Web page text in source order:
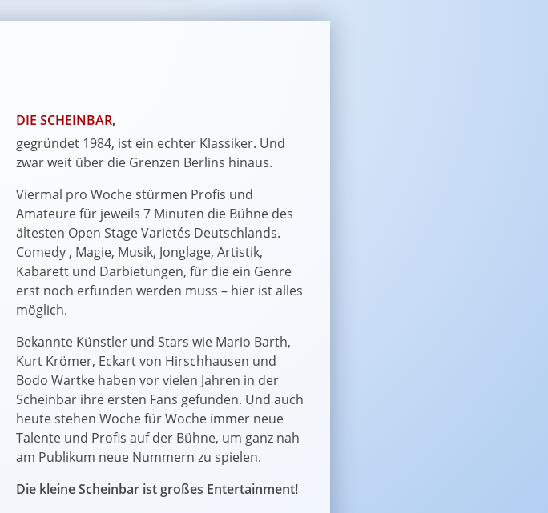
DIE SCHEINBAR,
gegründet 1984, ist ein echter Klassiker. Und
zwar weit über die Grenzen Berlins hinaus.
Viermal pro Woche stürmen Profis und
Amateure für jeweils 7 Minuten die Bühne des
ältesten Open Stage Varietés Deutschlands.
Comedy , Magie, Musik, Jonglage, Artistik,
Kabarett und Darbietungen, für die ein Genre
erst noch erfunden werden muss – hier ist alles
möglich.
Bekannte Künstler und Stars wie Mario Barth,
Kurt Krömer, Eckart von Hirschhausen und
Bodo Wartke haben vor vielen Jahren in der
Scheinbar ihre ersten Fans gefunden. Und auch
heute stehen Woche für Woche immer neue
Talente und Profis auf der Bühne, um ganz nah
am Publikum neue Nummern zu spielen.
Die kleine Scheinbar ist großes Entertainment!